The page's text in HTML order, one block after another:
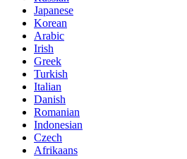
Japanese
Korean
Arabic
Irish
Greek
Turkish
Italian
Danish
Romanian
Indonesian
Czech
Afrikaans